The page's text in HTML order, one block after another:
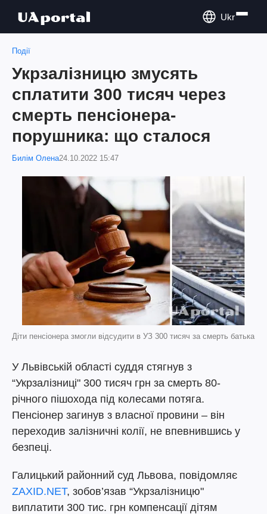
Ukr
Події
Укрзалізницю змусять
сплатити 300 тисяч через
смерть пенсіонера-
порушника: що сталося
Билім Олена24.10.2022 15:47
Діти пенсіонера змогли відсудити в УЗ 300 тисяч за смерть батька
У Львівській області суддя стягнув з
“Укрзалізниці" 300 тисяч грн за смерть 80-
річного пішохода під колесами потяга.
Пенсіонер загинув з власної провини – він
переходив залізничні колії, не впевнившись у
безпеці.
Галицький районний суд Львова, повідомляє
ZAXID.NET, зобов’язав “Укрзалізницю"
виплатити 300 тис. грн компенсації дітям